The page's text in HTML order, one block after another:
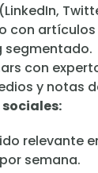
con
segmentado.
con
y notas
relevante
semana.